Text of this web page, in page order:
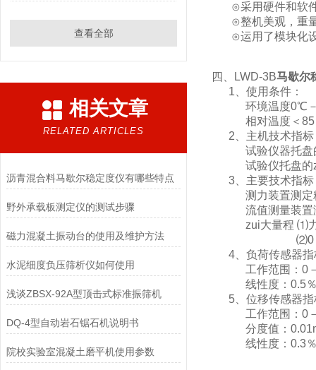
查看全部
相关文章
RELATED ARTICLES
沥青混合料马歇尔稳定度仪有哪些特点
野外承载板测定仪的测试步骤
磁力混凝土振动台的使用及维护方法
水泥细度负压筛析仪如何使用
浅谈ZBSX-92A型顶击式标准振筛机
DQ-4型自动岩石锯石机说明书
院校实验室混凝土磨平机使用参数
⊙采用硬件和软件
⊙整机美观，重
⊙运用了模块化设
四、LWD-3B马歇尔
1、使用条件：
环境温度0℃
相对温度＜85
2、主机技术指标
试验仪器托盘的
试验仪托盘的
3、主要技术指标
测力装置测定
流值测量装置
zui大量程 ⑴力
⑵0－
4、负荷传感器指
工作范围：0－
线性度：0.5
5、位移传感器指
工作范围：0－
分度值：
线性度：0.3